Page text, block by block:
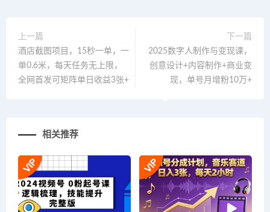
上一篇
酒店截图项目，15秒一单，一
单0.6米，每天任务无上限，
全网首发可矩阵单日收益3张+
下一篇
2025数字人制作与变现课，
创意设计+内容制作+商业变
现，单号月增粉10万+
相关推荐